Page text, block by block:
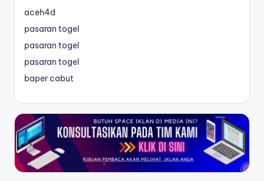
aceh4d
pasaran togel
pasaran togel
pasaran togel
baper cabut